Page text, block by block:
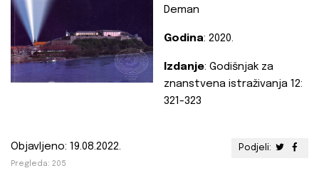
Deman
Godina: 2020.
Izdanje: Godišnjak za
znanstvena istraživanja 12:
321-323
Podjeli:
Objavljeno: 19.08.2022.
Pregleda: 205